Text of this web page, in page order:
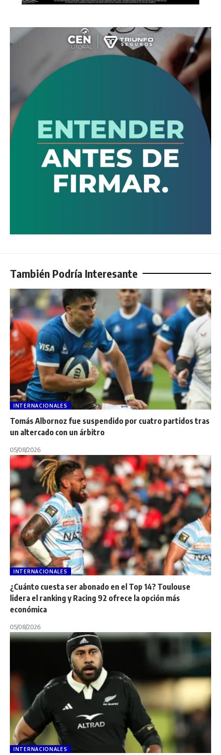
También Podría Interesante
INTERNACIONALES
Tomás Albornoz fue suspendido por cuatro partidos tras
un altercado con un árbitro
05/08/2026
INTERNACIONALES
¿Cuánto cuesta ser abonado en el Top 14? Toulouse
lidera el ranking y Racing 92 ofrece la opción más
económica
05/08/2026
INTERNACIONALES